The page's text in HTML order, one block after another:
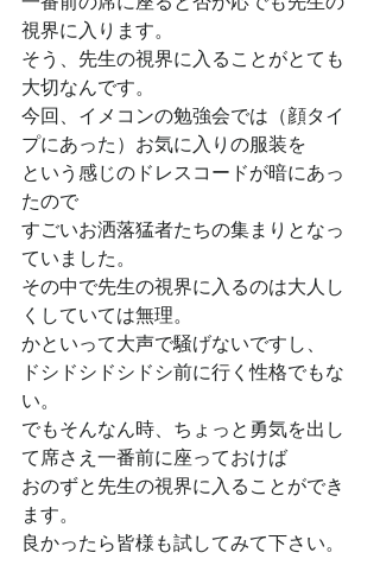
視界に入ります。
そう、先生の視界に入ることがとても
大切なんです。
今回、イメコンの勉強会では（顔タイ
プにあった）お気に入りの服装を
という感じのドレスコードが暗にあっ
たので
すごいお洒落猛者たちの集まりとなっ
ていました。
その中で先生の視界に入るのは大人し
くしていては無理。
かといって大声で騒げないですし、
ドシドシドシドシ前に行く性格でもな
い。
でもそんなん時、ちょっと勇気を出し
て席さえ一番前に座っておけば
おのずと先生の視界に入ることができ
ます。
良かったら皆様も試してみて下さい。